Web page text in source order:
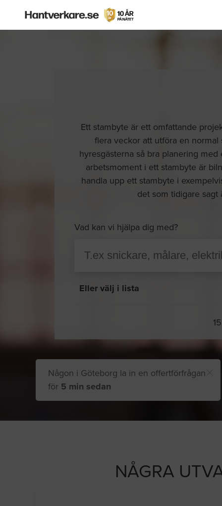
Ett stambyte är ett omfattande
flera veckor att utföra en
hyresgästerna så bra planering
arbetsmoment i ett stambyte är
handla upp ett stambyte i
det som tidigare
Vad kan vi hjälpa dig med?
Eller välj i lista
Någon i Göteborg la in en offertförfrågan
för 5 min sedan
NÅGRA